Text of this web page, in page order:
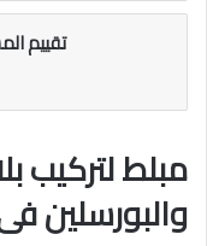
تقييم
مبلط لتركيب
والبورسلين